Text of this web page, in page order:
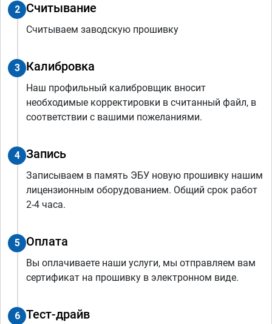
2 Считывание
Считываем заводскую прошивку
3 Калибровка
Наш профильный калибровщик вносит
необходимые корректировки в считанный файл, в
соответствии с вашими пожеланиями.
4 Запись
Записываем в память ЭБУ новую прошивку нашим
лицензионным оборудованием. Общий срок работ
2-4 часа.
5 Оплата
Вы оплачиваете наши услуги, мы отправляем вам
сертификат на прошивку в электронном виде.
6 Тест-драйв